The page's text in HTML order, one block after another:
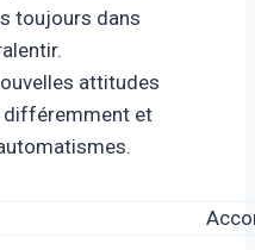
toujours dans
attitudes
différemment et